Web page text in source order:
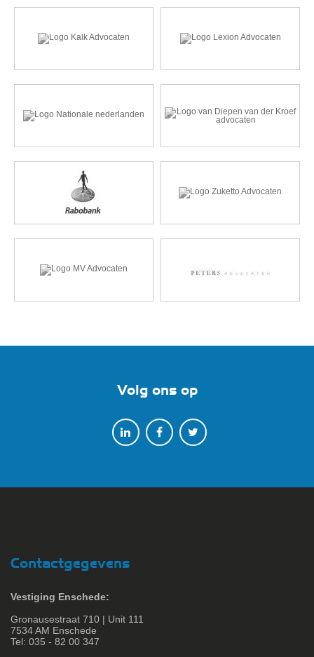
Volg ons op
Contactgegevens
Vestiging Enschede:
Gronausestraat 710 | Unit 111
7534 AM Enschede
Tel: 035 - 82 00 347